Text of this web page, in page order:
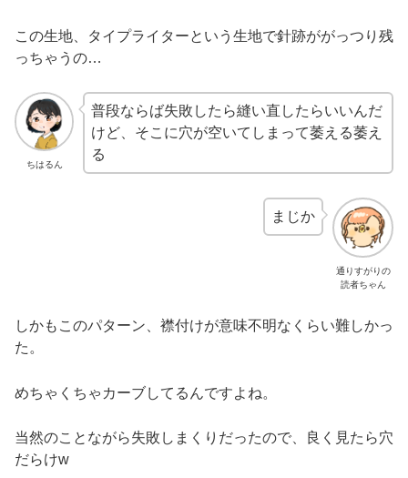
この生地、タイプライターという生地で針跡ががっつり残
っちゃうの…
ちはるん
普段ならば失敗したら縫い直したらいいんだ
けど、そこに穴が空いてしまって萎える萎え
る
通りすがりの
読者ちゃん
まじか
しかもこのパターン、襟付けが意味不明なくらい難しかっ
た。
めちゃくちゃカーブしてるんですよね。
当然のことながら失敗しまくりだったので、良く見たら穴
だらけw